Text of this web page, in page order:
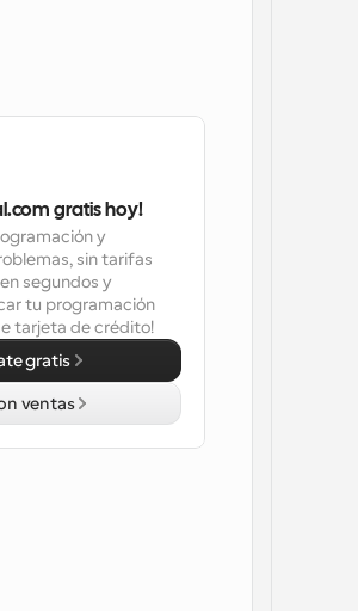
gratis hoy!
y
sin tarifas
segundos y
tu programación
tarjeta de crédito!
gratis
ventas